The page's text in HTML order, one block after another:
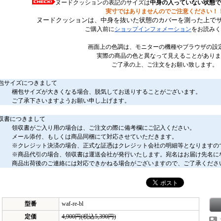
ヌードクッションの表記のサイズは中身の入っていない状態
実寸ではありませんのでご注意ください！
ヌードクッションは、中身を抜いた状態のカバーを測った上で
ご購入前にショップインフォメーションをお読み
画面上の色調は、モニターの機種やブラウザの設
実際の商品の色と異なって見えることがあり
ご了承の上、ご注文をお願い致します。
サイズにつきまして
梱包サイズが大きくなる場合、脱気してお送りすることがございます。
ご了承下さいますようお願い申し上げます。
書につきまして
領収書がご入り用の場合は、ご注文の際に備考欄にご記入ください。
メール添付、もしくは商品同梱にて対応させていただきます。
※クレジット決済の場合、正式な証憑はクレジット会社の明細等となります
※商品代引の場合、領収書は運送会社が発行いたします。宛名はお届け先名に
商品出荷後のご連絡には対応できかねる場合がございますので、ご了承くださ
型番
waf-re-bl
定価
4,900円(税込5,390円)